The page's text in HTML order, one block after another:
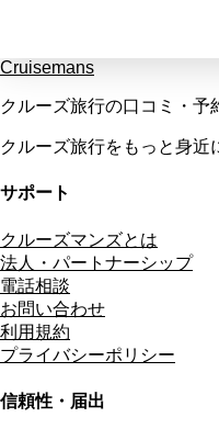
Cruisemans
クルーズ旅行の口コミ・予
クルーズ旅行をもっと身近
サポート
クルーズマンズとは
法人・パートナーシップ
電話相談
お問い合わせ
利用規約
プライバシーポリシー
信頼性・届出